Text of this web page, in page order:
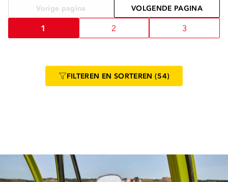
Vorige pagina VOLGENDE PAGINA
1 2 3
FILTEREN EN SORTEREN (54)